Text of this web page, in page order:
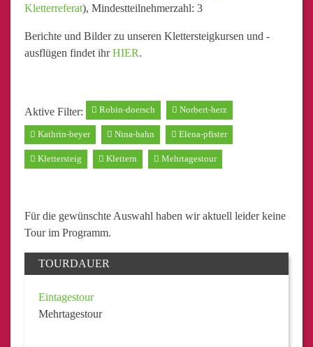
Kletterreferat), Mindestteilnehmerzahl: 3
Berichte und Bilder zu unseren Klettersteigkursen und -
ausflügen findet ihrHIER.
Aktive Filter: Robin-doersch Norbert-herz
Kathrin-beyer Nina-hahn Elena-pfister
Klettersteig Klettern Mehrtagestour
Für die gewünschte Auswahl haben wir aktuell leider keine
Tour im Programm.
TOURDAUER
Eintagestour
Mehrtagestour